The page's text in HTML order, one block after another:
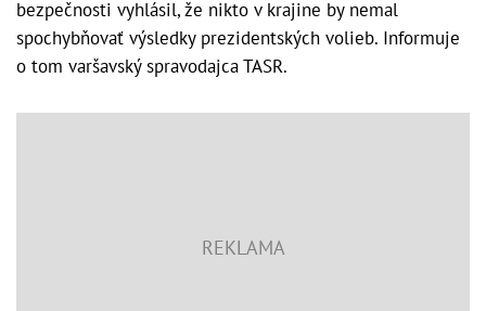
bezpečnosti vyhlásil, že nikto v krajine by nemal
spochybňovať výsledky prezidentských volieb. Informuje
o tom varšavský spravodajca TASR.